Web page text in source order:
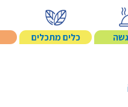
כלים מתכלים